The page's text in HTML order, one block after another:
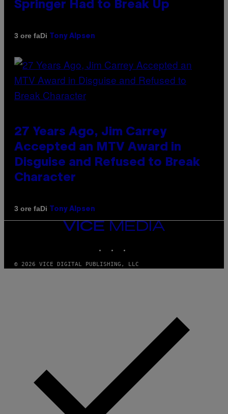
Springer Had to Break Up
3 ore faDi Tony Alpsen
27 Years Ago, Jim Carrey
Accepted an MTV Award in
Disguise and Refused to Break
Character
3 ore faDi Tony Alpsen
VICE
MEDIA
© 2026 VICE DIGITAL PUBLISHING, LLC